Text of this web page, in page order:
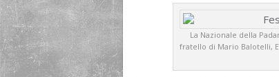
La Nazionale della
fratello di Mario Balotelli,